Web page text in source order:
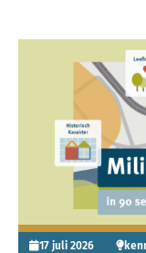
17 juli 2026
Lees meer over